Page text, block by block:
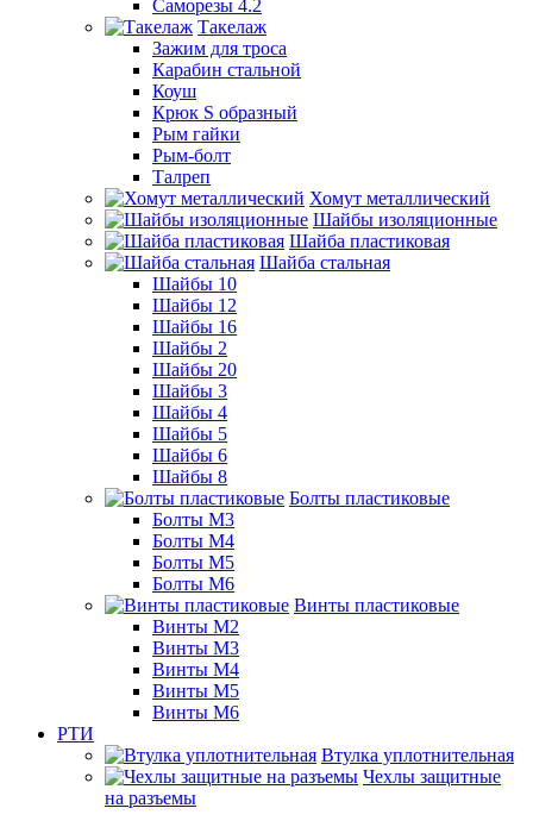
Саморезы 4.2
Такелаж
Зажим для троса
Карабин стальной
Коуш
Крюк S образный
Рым гайки
Рым-болт
Талреп
Хомут металлический
Шайбы изоляционные
Шайба пластиковая
Шайба стальная
Шайбы 10
Шайбы 12
Шайбы 16
Шайбы 2
Шайбы 20
Шайбы 3
Шайбы 4
Шайбы 5
Шайбы 6
Шайбы 8
Болты пластиковые
Болты М3
Болты М4
Болты М5
Болты М6
Винты пластиковые
Винты М2
Винты М3
Винты М4
Винты М5
Винты М6
РТИ
Втулка уплотнительная
Чехлы защитные
на разъемы